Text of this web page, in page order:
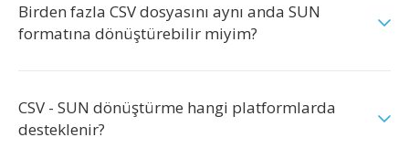
Birden fazla CSV dosyasını aynı anda SUN
formatına dönüştürebilir miyim?
CSV - SUN dönüştürme hangi platformlarda
desteklenir?